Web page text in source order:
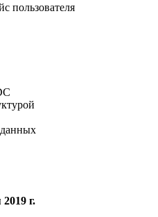
пользователя
г.